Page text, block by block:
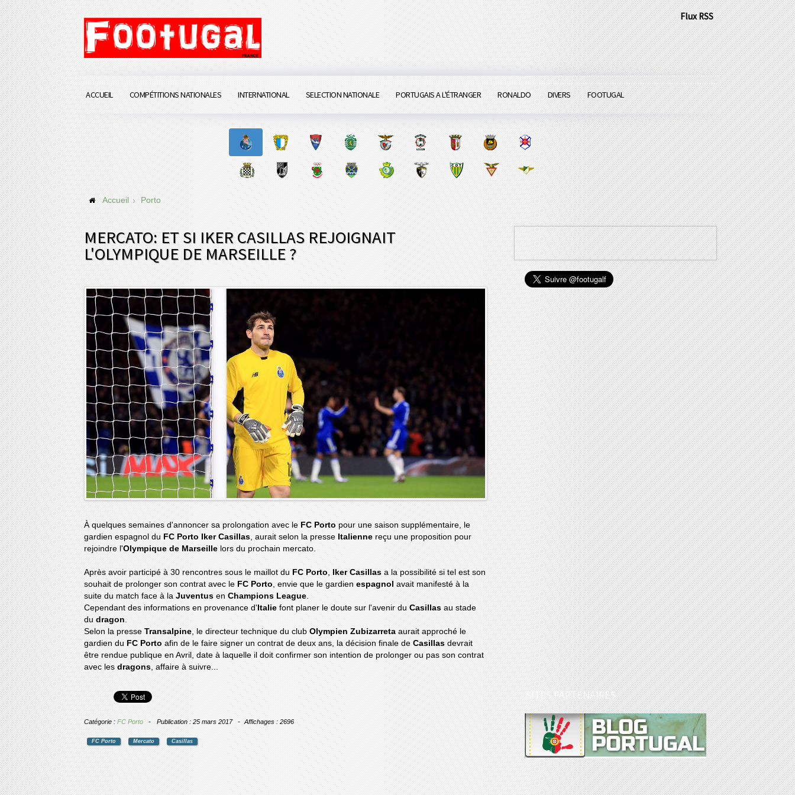
Flux RSS
ACCUEIL COMPÉTITIONS NATIONALES INTERNATIONAL SELECTION NATIONALE PORTUGAIS A L'ÉTRANGER RONALDO DIVERS FOOTUGAL
Accueil Porto
MERCATO: ET SI IKER CASILLAS REJOIGNAIT
L'OLYMPIQUE DE MARSEILLE ?
À quelques semaines d'annoncer sa prolongation avec le FC Porto pour une saison supplémentaire, le
gardien espagnol du FC Porto Iker Casillas , aurait selon la presse Italienne reçu une proposition pour
rejoindre l'Olympique de Marseille lors du prochain mercato.
Après avoir participé à 30 rencontres sous le maillot du FC Porto Iker Casillas a la possibilité si tel est son
souhait de prolonger son contrat avec le FC Porto , envie que le gardien espagnol avait manifesté à la
suite du match face à la Juventus en Champions League
Cependant des informations en provenance d' Italie font planer le doute sur l'avenir du Casillas au stade
du dragon
Selon la presse Transalpine , le directeur technique du club Olympien Zubizarreta aurait approché le
gardien du FC Porto afin de le faire signer un contrat de deux ans, la décision finale de Casillas devrait
être rendue publique en Avril, date à laquelle il doit confirmer son intention de prolonger ou pas son contrat
avec les dragons , affaire à suivre...
Catégorie : FC Porto Publication : 25 mars 2017 Affichages : 2696
FC Porto Mercato Casillas
SITES PARTENAIRES